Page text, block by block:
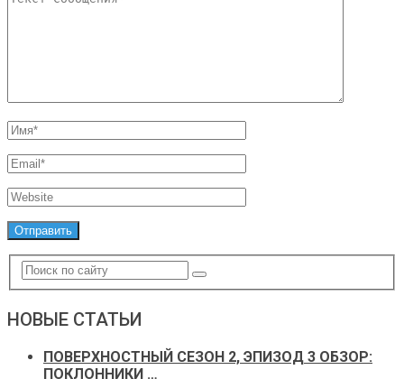
НОВЫЕ СТАТЬИ
ПОВЕРХНОСТНЫЙ СЕЗОН 2, ЭПИЗОД 3 ОБЗОР:
ПОКЛОННИКИ …